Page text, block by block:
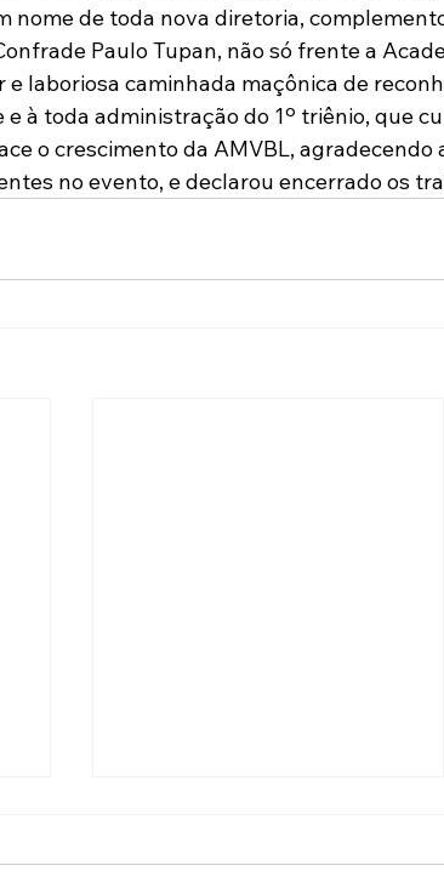
nome de toda nova diretoria,
Paulo Tupan, não só frente a
e laboriosa caminhada maçônica de
e à toda administração do 1º triênio, que
o crescimento da AMVBL, agradecendo
no evento, e declarou encerrado os